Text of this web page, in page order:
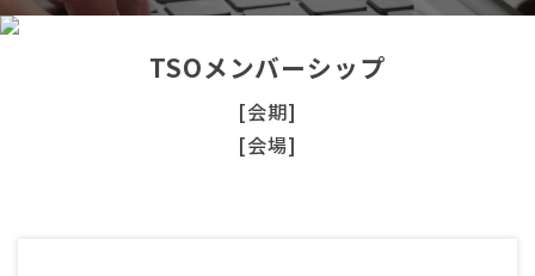
TSOメンバーシップ
[会期]
[会場]